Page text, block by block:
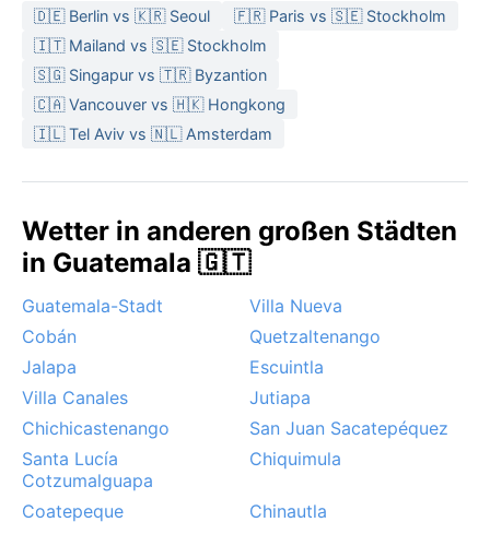
🇩🇪 Berlin vs 🇰🇷 Seoul
🇫🇷 Paris vs 🇸🇪 Stockholm
🇮🇹 Mailand vs 🇸🇪 Stockholm
🇸🇬 Singapur vs 🇹🇷 Byzantion
🇨🇦 Vancouver vs 🇭🇰 Hongkong
🇮🇱 Tel Aviv vs 🇳🇱 Amsterdam
Wetter in anderen großen Städten
in Guatemala 🇬🇹
Guatemala-Stadt
Villa Nueva
Cobán
Quetzaltenango
Jalapa
Escuintla
Villa Canales
Jutiapa
Chichicastenango
San Juan Sacatepéquez
Santa Lucía
Cotzumalguapa
Chiquimula
Coatepeque
Chinautla